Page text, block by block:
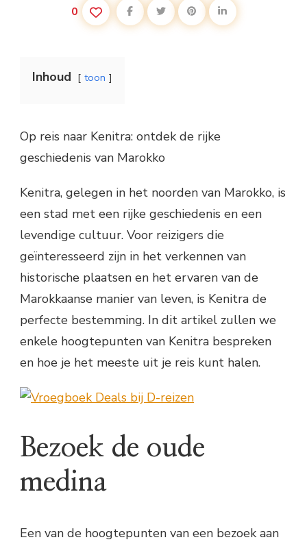
0
Inhoud toon
Op reis naar Kenitra: ontdek de rijke
geschiedenis van Marokko
Kenitra, gelegen in het noorden van Marokko, is
een stad met een rijke geschiedenis en een
levendige cultuur. Voor reizigers die
geïnteresseerd zijn in het verkennen van
historische plaatsen en het ervaren van de
Marokkaanse manier van leven, is Kenitra de
perfecte bestemming. In dit artikel zullen we
enkele hoogtepunten van Kenitra bespreken
en hoe je het meeste uit je reis kunt halen.
Bezoek de oude
medina
Een van de hoogtepunten van een bezoek aan